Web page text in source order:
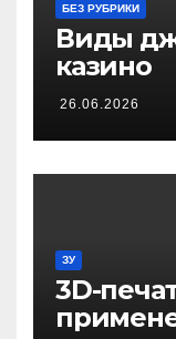
БЕЗ РУБРИКИ
Виды
казино
26.06.2026
ЗУ
3D-